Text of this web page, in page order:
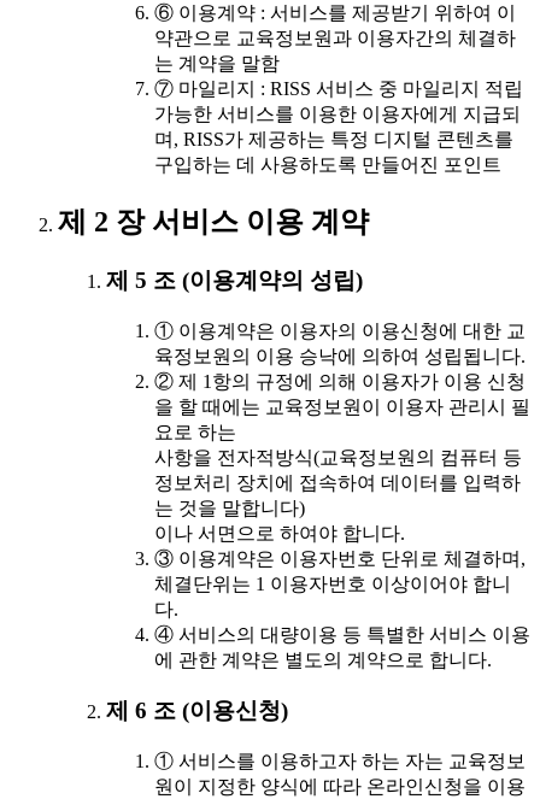
⑥ 이용계약 : 서비스를 제공받기 위하여 이
약관으로 교육정보원과 이용자간의 체결하
는 계약을 말함
⑦ 마일리지 : RISS 서비스 중 마일리지 적립
가능한 서비스를 이용한 이용자에게 지급되
며, RISS가 제공하는 특정 디지털 콘텐츠를
구입하는 데 사용하도록 만들어진 포인트
제 2 장 서비스 이용 계약
제 5 조 (이용계약의 성립)
① 이용계약은 이용자의 이용신청에 대한 교
육정보원의 이용 승낙에 의하여 성립됩니다.
② 제 1항의 규정에 의해 이용자가 이용 신청
을 할 때에는 교육정보원이 이용자 관리시 필
요로 하는
사항을 전자적방식(교육정보원의 컴퓨터 등
정보처리 장치에 접속하여 데이터를 입력하
는 것을 말합니다)
이나 서면으로 하여야 합니다.
③ 이용계약은 이용자번호 단위로 체결하며,
체결단위는 1 이용자번호 이상이어야 합니
다.
④ 서비스의 대량이용 등 특별한 서비스 이용
에 관한 계약은 별도의 계약으로 합니다.
제 6 조 (이용신청)
① 서비스를 이용하고자 하는 자는 교육정보
원이 지정한 양식에 따라 온라인신청을 이용